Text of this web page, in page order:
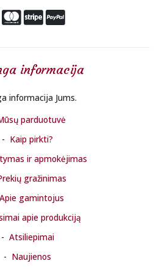
informacija
informacija Jums.
parduotuvė
Kaip pirkti?
ir apmokėjimas
gražinimas
Apie gamintojus
apie produkciją
Atsiliepimai
Naujienos